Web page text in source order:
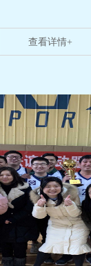
查看详情+